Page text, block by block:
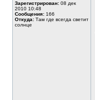
Зарегистрирован: 08 дек
2010 10:48
Сообщения: 166
Откуда: Там где всегда светит
солнце